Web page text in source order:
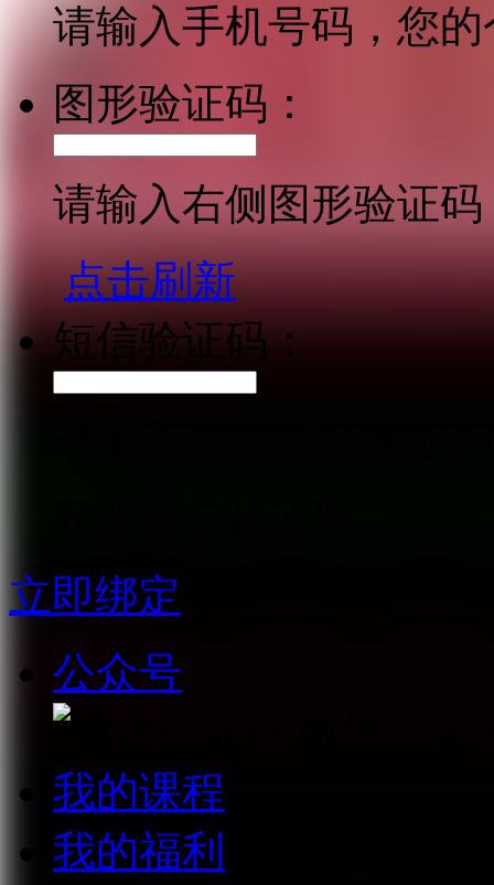
请输入手机号码，您
图形验证码：
请输入右侧图形验证码
点击刷新
短信验证码：
立即绑定
公众号
我的课程
我的福利